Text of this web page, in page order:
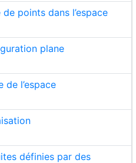
points dans l’espace
plane
de l’espace
définies par des